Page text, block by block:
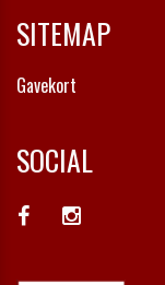
SITEMAP
Gavekort
SOCIAL